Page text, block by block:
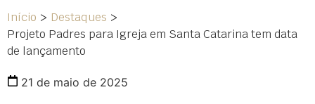
Início > Destaques >
Projeto Padres para Igreja em Santa Catarina tem data
de lançamento
21 de maio de 2025